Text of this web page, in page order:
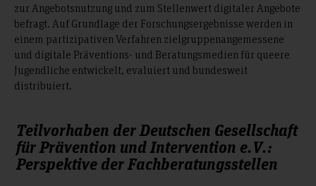
zur Angebotsnutzung und zum Stellenwert digitaler Angebote
befragt. Auf Grundlage der Forschungsergebnisse werden in
einem partizipativen Verfahren zielgruppenangemessene
und digitale Präventions- und Beratungsmedien für queere
Jugendliche entwickelt, evaluiert und bundesweit
distribuiert.
Teilvorhaben der Deutschen Gesellschaft
für Prävention und Intervention e.V.:
Perspektive der Fachberatungsstellen